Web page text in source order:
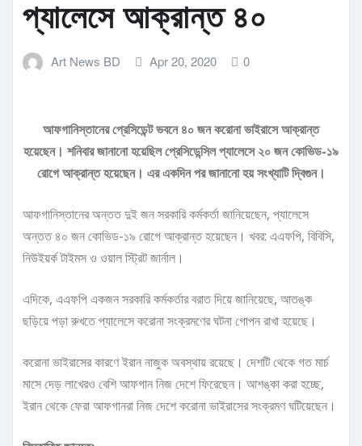
প্যালেসে আক্রান্ত ৪০
Art News BD Apr 20, 2020 0
আফগানিস্তানের প্রেসিডেন্ট ভবনে ৪০ জন করোনা ভাইরাসে আক্রান্ত
হয়েছেন। শনিবার জানানো হয়েছিল প্রেসিডেন্সিল প্যালেসে ২০ জন কোভিড-১৯
রোগে আক্রান্ত হয়েছেন। এর একদিন পর জানানো হয় সংখ্যাটি দ্বিগুন।
আফগানিস্তানের অন্তত দুই জন সরকারি কর্মকর্তা জানিয়েছেন, প্যালেসে
অন্তত ৪০ জন কোভিড-১৯ রোগে আক্রান্ত হয়েছেন। খবর: এএফপি, বিবিসি,
নিউইয়র্ক টাইমস ও ওয়াল স্ট্রিট জার্নাল।
এদিকে, এএফপি একজন সরকারি কর্মকর্তার বরাত দিয়ে জানিয়েছে, আতঙ্ক
ছড়িয়ে পড়া রুখতে প্যালেসে করোনা সংক্রমণের ঘটনা গোপন রাখা হয়েছে।
করোনা ভাইরাসের কারণে ইরান নাজুক অবস্থায় রয়েছে। দেশটি থেকে গত মার্চ
মাসে দেড় লাখেরও বেশি আফগান নিজ দেশে ফিরেছেন। আশঙ্কা করা হচ্ছে,
ইরান থেকে ফেরা আফগানরা নিজ দেশে করোনা ভাইরাসের সংক্রমণ ঘটিয়েছেন।